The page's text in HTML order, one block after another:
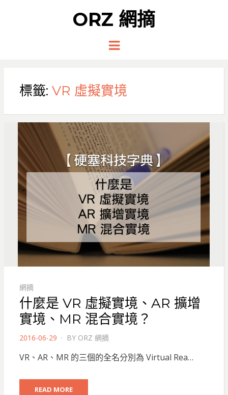
ORZ 網摘
Menu
標籤: VR 虛擬實境
網摘
什麼是 VR 虛擬實境、AR 擴增
實境、MR 混合實境？
POSTED
2016-06-29 BY ORZ 網摘
VR、AR、MR 的三個的全名分別為 Virtual Rea…
READ MORE